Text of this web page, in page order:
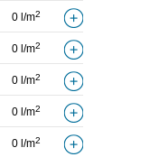
0 l/m2
0 l/m2
0 l/m2
0 l/m2
0 l/m2